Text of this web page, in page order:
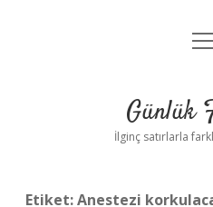
Yasal
Günlük
İlginç satırlarla
Etiket:Anestezi